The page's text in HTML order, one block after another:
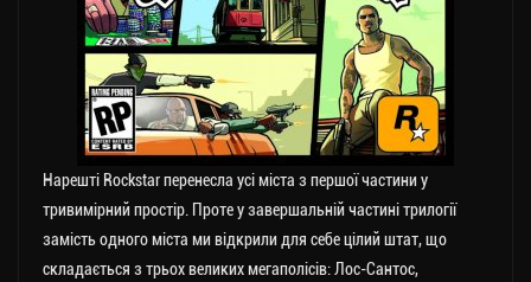
Нарешті Rockstar перенесла усі міста з першої частини у
тривимірний простір. Проте у завершальній частині трилогії
замість одного міста ми відкрили для себе цілий штат, що
складається з трьох великих мегаполісів: Лос-Сантос,